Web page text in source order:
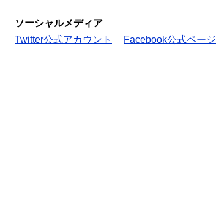
ソーシャルメディア
Twitter公式アカウント
Facebook公式ページ